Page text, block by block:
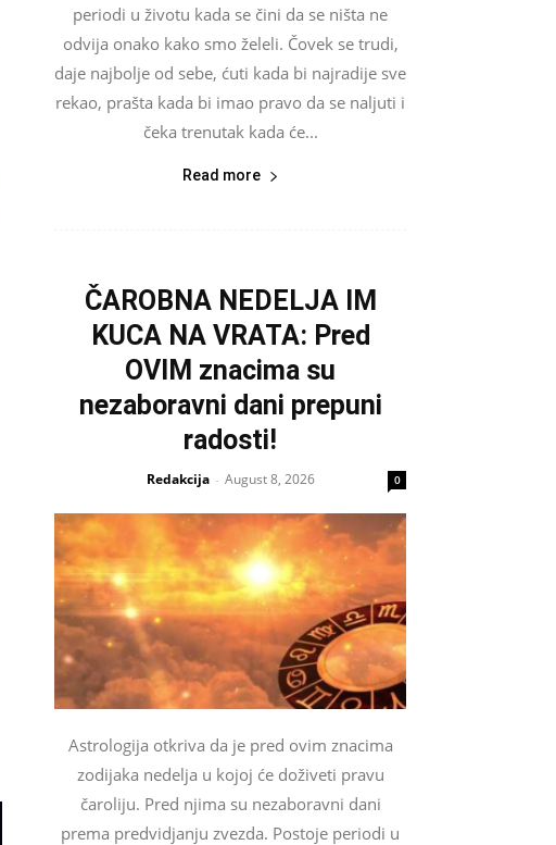
periodi u životu kada se čini da se ništa ne
odvija onako kako smo želeli. Čovek se trudi,
daje najbolje od sebe, ćuti kada bi najradije sve
rekao, prašta kada bi imao pravo da se naljuti i
čeka trenutak kada će...
Read more
ČAROBNA NEDELJA IM
KUCA NA VRATA: Pred
OVIM znacima su
nezaboravni dani prepuni
radosti!
Redakcija - August 8, 2026 0
Astrologija otkriva da je pred ovim znacima
zodijaka nedelja u kojoj će doživeti pravu
čaroliju. Pred njima su nezaboravni dani
prema predvidjanju zvezda. Postoje periodi u